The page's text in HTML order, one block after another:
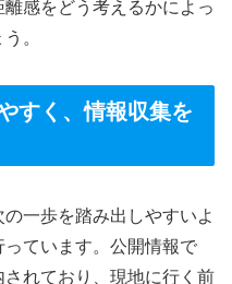
感をどう考えるかによっ
。
すく、情報収集を
一歩を踏み出しやすいよ
ています。公開情報で
されており、現地に行く前